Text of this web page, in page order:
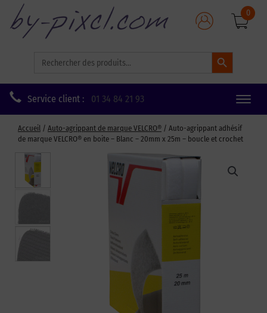
for:
Search Button
0
Service client : 01 34 84 21 93
Toggle
Accueil / Auto-agrippant de marque VELCRO® / Auto-agrippant adhésif
de marque VELCRO® en boite – Blanc – 20mm x 25m – boucle et crochet